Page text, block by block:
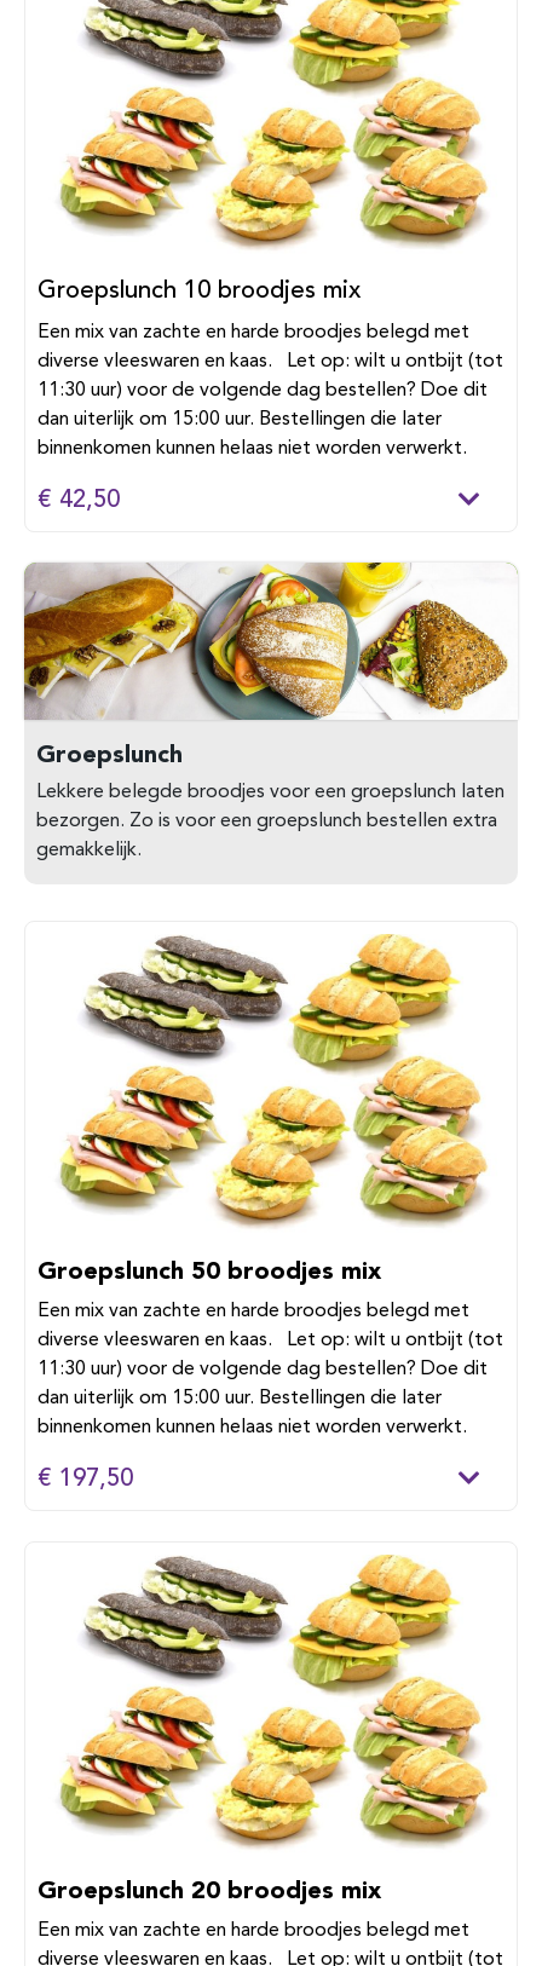
Groepslunch 10 broodjes mix
Een mix van zachte en harde broodjes belegd met
diverse vleeswaren en kaas. Let op: wilt u ontbijt (tot
11:30 uur) voor de volgende dag bestellen? Doe dit
dan uiterlijk om 15:00 uur. Bestellingen die later
binnenkomen kunnen helaas niet worden verwerkt.
€ 42,50
Groepslunch
Lekkere belegde broodjes voor een groepslunch laten
bezorgen. Zo is voor een groepslunch bestellen extra
gemakkelijk.
Groepslunch 50 broodjes mix
Een mix van zachte en harde broodjes belegd met
diverse vleeswaren en kaas. Let op: wilt u ontbijt (tot
11:30 uur) voor de volgende dag bestellen? Doe dit
dan uiterlijk om 15:00 uur. Bestellingen die later
binnenkomen kunnen helaas niet worden verwerkt.
€ 197,50
Groepslunch 20 broodjes mix
Een mix van zachte en harde broodjes belegd met
diverse vleeswaren en kaas. Let op: wilt u ontbijt (tot